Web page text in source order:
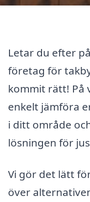
Letar du efter
företag för
kommit rätt! På
enkelt jämföra
i ditt område
lösningen för
Vi gör det lätt
över